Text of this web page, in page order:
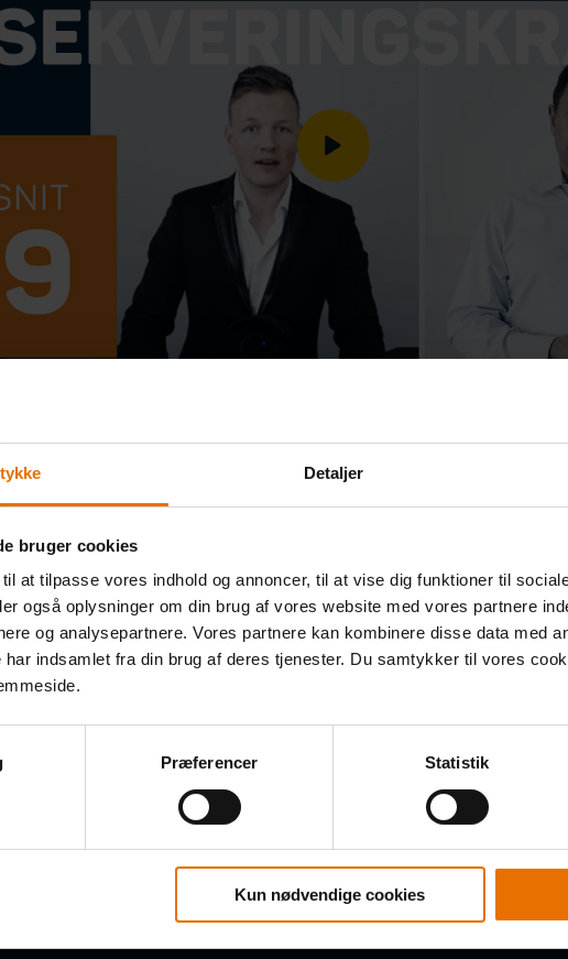
Detaljer
bruger cookies
at tilpasse vores indhold og annoncer, til at vise dig funktioner til
også oplysninger om din brug af vores website med vores partnere
og analysepartnere. Vores partnere kan kombinere disse data med
har indsamlet fra din brug af deres tjenester. Du samtykker til vores
Præferencer Statistik
Kun nødvendige cookies
Tilbage til oversigten